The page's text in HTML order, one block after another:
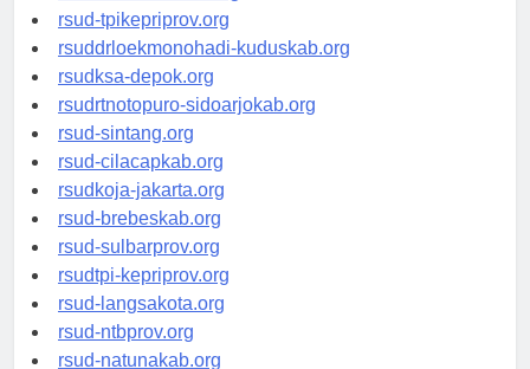
rsud-simeuluekab.org
rsud-tpikepriprov.org
rsuddrloekmonohadi-kuduskab.org
rsudksa-depok.org
rsudrtnotopuro-sidoarjokab.org
rsud-sintang.org
rsud-cilacapkab.org
rsudkoja-jakarta.org
rsud-brebeskab.org
rsud-sulbarprov.org
rsudtpi-kepriprov.org
rsud-langsakota.org
rsud-ntbprov.org